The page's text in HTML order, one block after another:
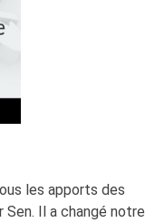
les apports des
Sen. Il a changé notre